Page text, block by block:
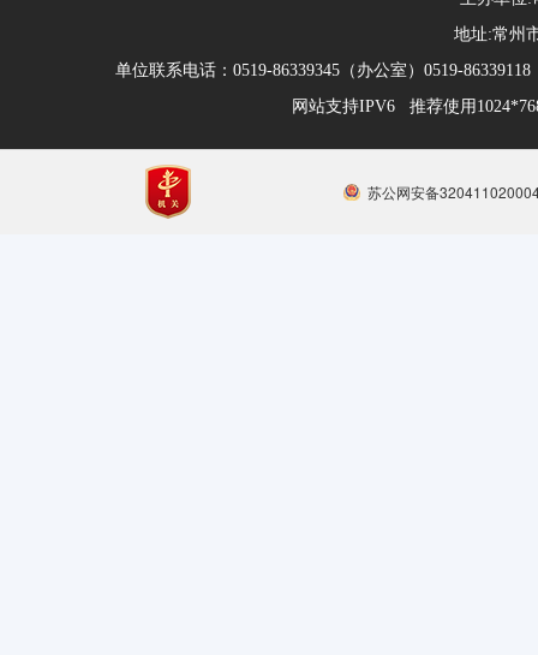
地址:常州
单位联系电话：0519-86339345（办公室）0519-
网站支持IPV6 推荐使用
苏公网安备